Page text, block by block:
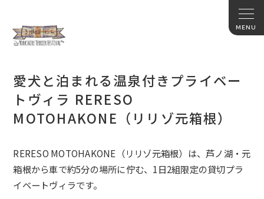
愛犬と泊まれる温泉付きプライベー
トヴィラ RERESO
MOTOHAKONE（リリゾ元箱根）
RERESO MOTOHAKONE（リリゾ元箱根）は、芦ノ湖・ 元
箱根から車で約5分の場所に佇む、 1日2組限定の貸切プラ
イベートヴィラです。